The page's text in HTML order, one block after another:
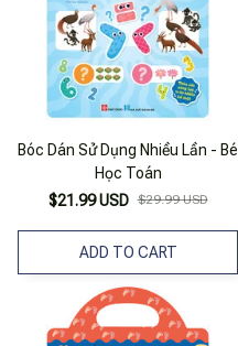
Bóc Dán Sử Dụng Nhiều Lần - Bé
Học Toán
$21.99 USD $29.99 USD
ADD TO CART